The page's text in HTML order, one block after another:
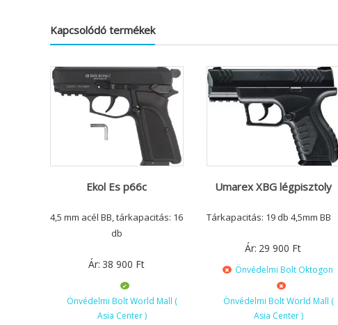
Kapcsolódó termékek
Ekol Es p66c
4,5 mm acél BB, tárkapacitás: 16
db
Ár: 38 900 Ft
Önvédelmi Bolt World Mall (
Asia Center )
Umarex XBG légpisztoly
Tárkapacitás: 19 db 4,5mm BB
Ár: 29 900 Ft
Önvédelmi Bolt Oktogon
Önvédelmi Bolt World Mall (
Asia Center )